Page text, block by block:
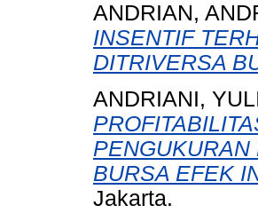
ANDRIAN,
INSENTIF
DITRIVERSA
ANDRIANI,
BURSA EFEK
Jakarta.